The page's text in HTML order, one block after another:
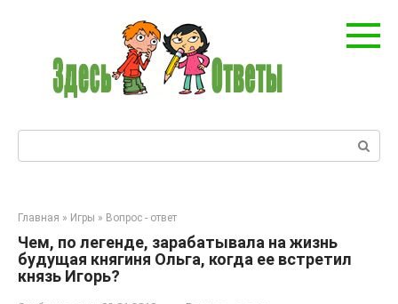
Поиск:
Главная » Игры » Вопрос - ответ
Чем, по легенде, зарабатывала на жизнь
будущая княгиня Ольга, когда ее встретил
князь Игорь?